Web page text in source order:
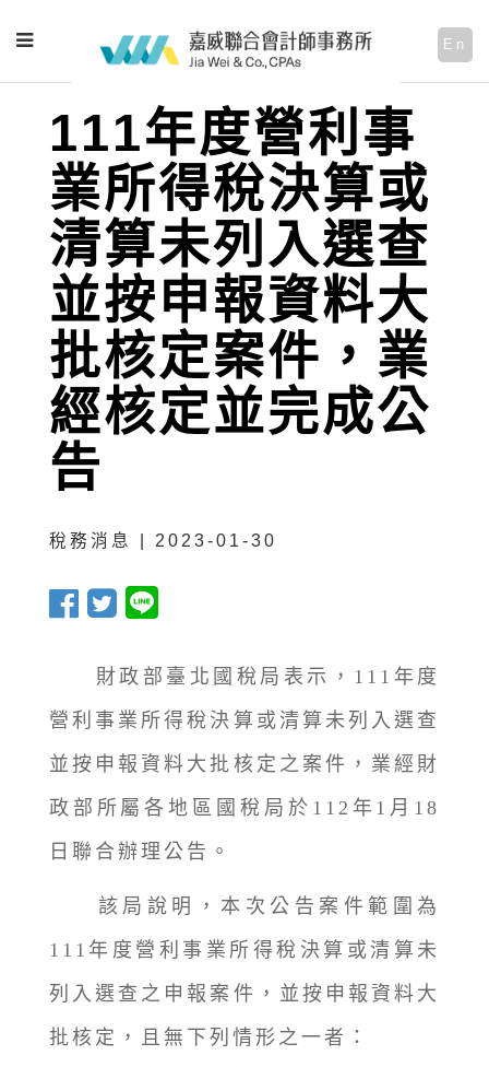
En
111年度營利事
業所得稅決算或
清算未列入選查
並按申報資料大
批核定案件，業
經核定並完成公
告
稅務消息 | 2023-01-30
財政部臺北國稅局表示，111年度
營利事業所得稅決算或清算未列入選查
並按申報資料大批核定之案件，業經財
政部所屬各地區國稅局於112年1月18
日聯合辦理公告。
該局說明，本次公告案件範圍為
111年度營利事業所得稅決算或清算未
列入選查之申報案件，並按申報資料大
批核定，且無下列情形之一者：